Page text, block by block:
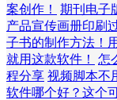
案创作！
期刊电子
产品宣传画册印刷
子书的制作方法！
就用这款软件！
怎
程分享 视频脚本不
软件哪个好？这个